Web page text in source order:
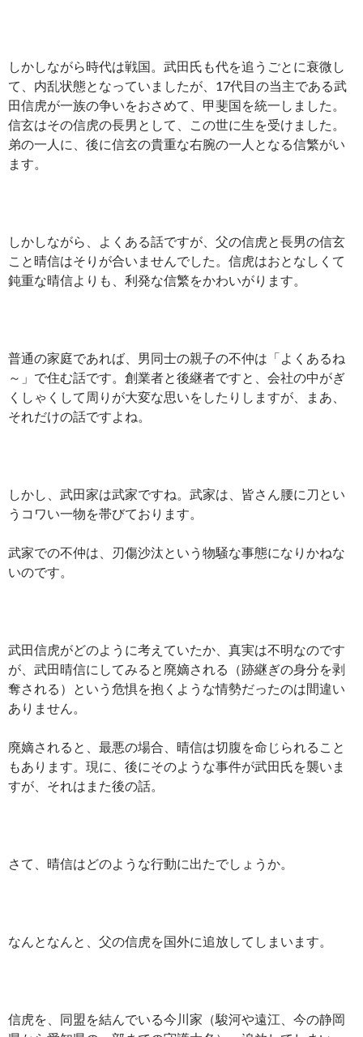
しかしながら時代は戦国。武田氏も代を追うごとに衰微し
て、内乱状態となっていましたが、17代目の当主である武
田信虎が一族の争いをおさめて、甲斐国を統一しました。
信玄はその信虎の長男として、この世に生を受けました。
弟の一人に、後に信玄の貴重な右腕の一人となる信繁がい
ます。
しかしながら、よくある話ですが、父の信虎と長男の信玄
こと晴信はそりが合いませんでした。信虎はおとなしくて
鈍重な晴信よりも、利発な信繁をかわいがります。
普通の家庭であれば、男同士の親子の不仲は「よくあるね
～」で住む話です。創業者と後継者ですと、会社の中がぎ
くしゃくして周りが大変な思いをしたりしますが、まあ、
それだけの話ですよね。
しかし、武田家は武家ですね。武家は、皆さん腰に刀とい
うコワい一物を帯びております。
武家での不仲は、刃傷沙汰という物騒な事態になりかねな
いのです。
武田信虎がどのように考えていたか、真実は不明なのです
が、武田晴信にしてみると廃嫡される（跡継ぎの身分を剥
奪される）という危惧を抱くような情勢だったのは間違い
ありません。
廃嫡されると、最悪の場合、晴信は切腹を命じられること
もあります。現に、後にそのような事件が武田氏を襲いま
すが、それはまた後の話。
さて、晴信はどのような行動に出たでしょうか。
なんとなんと、父の信虎を国外に追放してしまいます。
信虎を、同盟を結んでいる今川家（駿河や遠江、今の静岡